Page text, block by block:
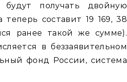
получать двойную
составит 19 169, 38
ранее такой же сумме).
в беззаявительном
фонд России, система